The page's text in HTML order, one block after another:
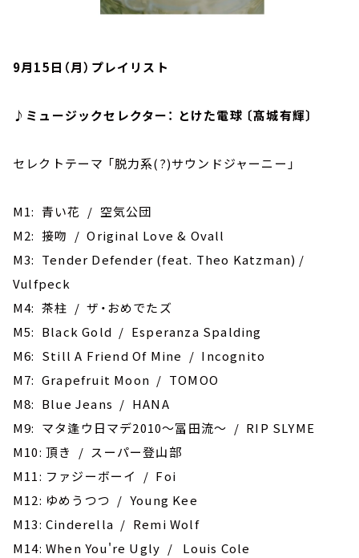
9月15日（月）プレイリスト
♪ミュージックセレクター： とけた電球 〔髙城有輝〕
セレクトテーマ 「脱力系(?)サウンドジャーニー」
M1: 青い花 / 空気公団
M2: 接吻 / Original Love & Ovall
M3: Tender Defender (feat. Theo Katzman) /
Vulfpeck
M4: ‎茶柱 / ザ・おめでたズ
M5: Black Gold / Esperanza Spalding
M6: Still A Friend Of Mine / Incognito
M7: Grapefruit Moon / TOMOO
M8: Blue Jeans / HANA
M9: マタ逢ウ日マデ2010～冨田流～ / RIP SLYME
M10: 頂き / スーパー登山部
M11: ファジーボーイ / Foi
M12: ゆめうつつ / Young Kee
M13: Cinderella / Remi Wolf
M14: When You're Ugly / Louis Cole